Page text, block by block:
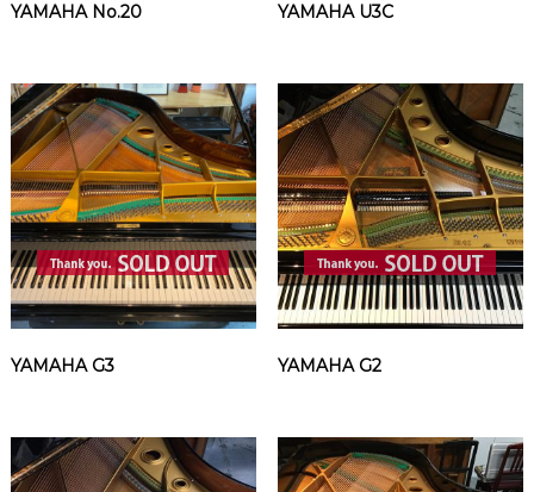
YAMAHA No.20 YAMAHA U3C
YAMAHA G3 YAMAHA G2